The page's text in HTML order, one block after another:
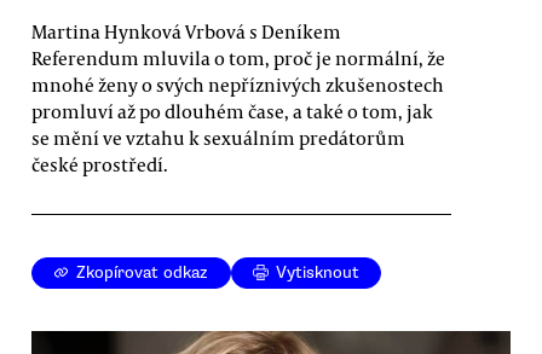
Martina Hynková Vrbová s Deníkem
Referendum mluvila o tom, proč je normální, že
mnohé ženy o svých nepříznivých zkušenostech
promluví až po dlouhém čase, a také o tom, jak
se mění ve vztahu k sexuálním predátorům
české prostředí.
Zkopírovat odkaz Vytisknout